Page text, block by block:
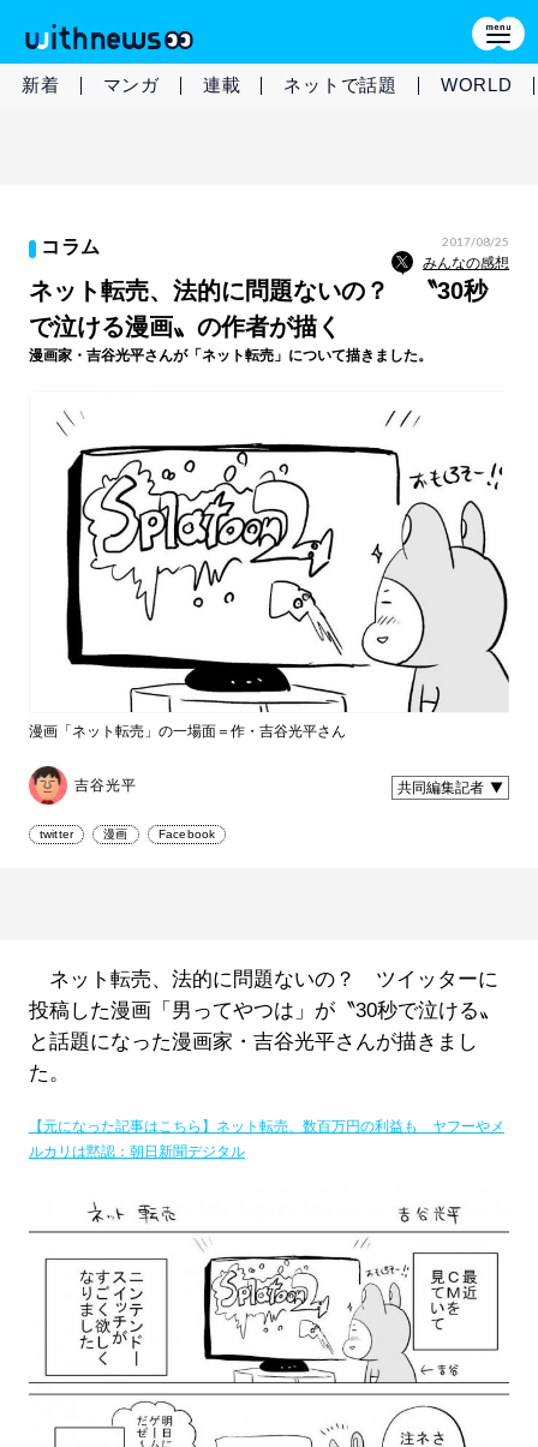
新着 マンガ 連載 ネットで話題 WORLD
コラム 2017/08/25
みんなの感想
ネット転売、法的に問題ないの？ 〝30秒
で泣ける漫画〟の作者が描く
漫画家・吉谷光平さんが「ネット転売」について描きました。
漫画「ネット転売」の一場面＝作・吉谷光平さん
吉谷光平 共同編集記者
twitter 漫画 Facebook
ネット転売、法的に問題ないの？ ツイッターに
投稿した漫画「男ってやつは」が〝30秒で泣ける〟
と話題になった漫画家・吉谷光平さんが描きまし
た。
【元になった記事はこちら】ネット転売、数百万円の利益も ヤフーやメ
ルカリは黙認：朝日新聞デジタル